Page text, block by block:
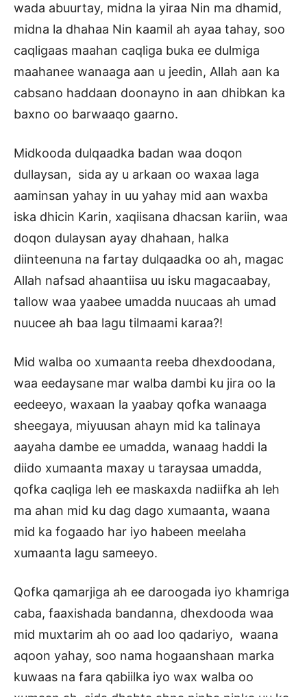
wada abuurtay, midna la yiraa Nin ma dhamid,
midna la dhahaa Nin kaamil ah ayaa tahay, soo
caqligaas maahan caqliga buka ee dulmiga
maahanee wanaaga aan u jeedin, Allah aan ka
cabsano haddaan doonayno in aan dhibkan ka
baxno oo barwaaqo gaarno.
Midkooda dulqaadka badan waa doqon
dullaysan, sida ay u arkaan oo waxaa laga
aaminsan yahay in uu yahay mid aan waxba
iska dhicin Karin, xaqiisana dhacsan kariin, waa
doqon dulaysan ayay dhahaan, halka
diinteenuna na fartay dulqaadka oo ah, magac
Allah nafsad ahaantiisa uu isku magacaabay,
tallow waa yaabee umadda nuucaas ah umad
nuucee ah baa lagu tilmaami karaa?!
Mid walba oo xumaanta reeba dhexdoodana,
waa eedaysane mar walba dambi ku jira oo la
eedeeyo, waxaan la yaabay qofka wanaaga
sheegaya, miyuusan ahayn mid ka talinaya
aayaha dambe ee umadda, wanaag haddi la
diido xumaanta maxay u taraysaa umadda,
qofka caqliga leh ee maskaxda nadiifka ah leh
ma ahan mid ku dag dago xumaanta, waana
mid ka fogaado har iyo habeen meelaha
xumaanta lagu sameeyo.
Qofka qamarjiga ah ee daroogada iyo khamriga
caba, faaxishada bandanna, dhexdooda waa
mid muxtarim ah oo aad loo qadariyo, waana
aqoon yahay, soo nama hogaanshaan marka
kuwaas na fara qabiilka iyo wax walba oo